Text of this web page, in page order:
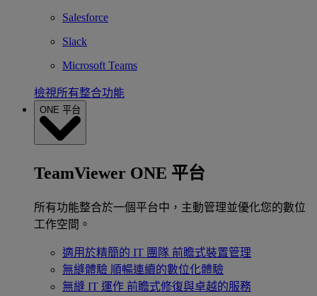
Salesforce
Slack
Microsoft Teams
檢視所有整合功能
ONE 平台
TeamViewer ONE 平台
所有功能整合於一個平台中，主動管理並優化您的數位
工作空間。
適用於精簡的 IT 團隊 前瞻式裝置管理
無縫體驗 順暢連續的數位化體驗
無縫 IT 運作 前瞻式修復與卓越的服務